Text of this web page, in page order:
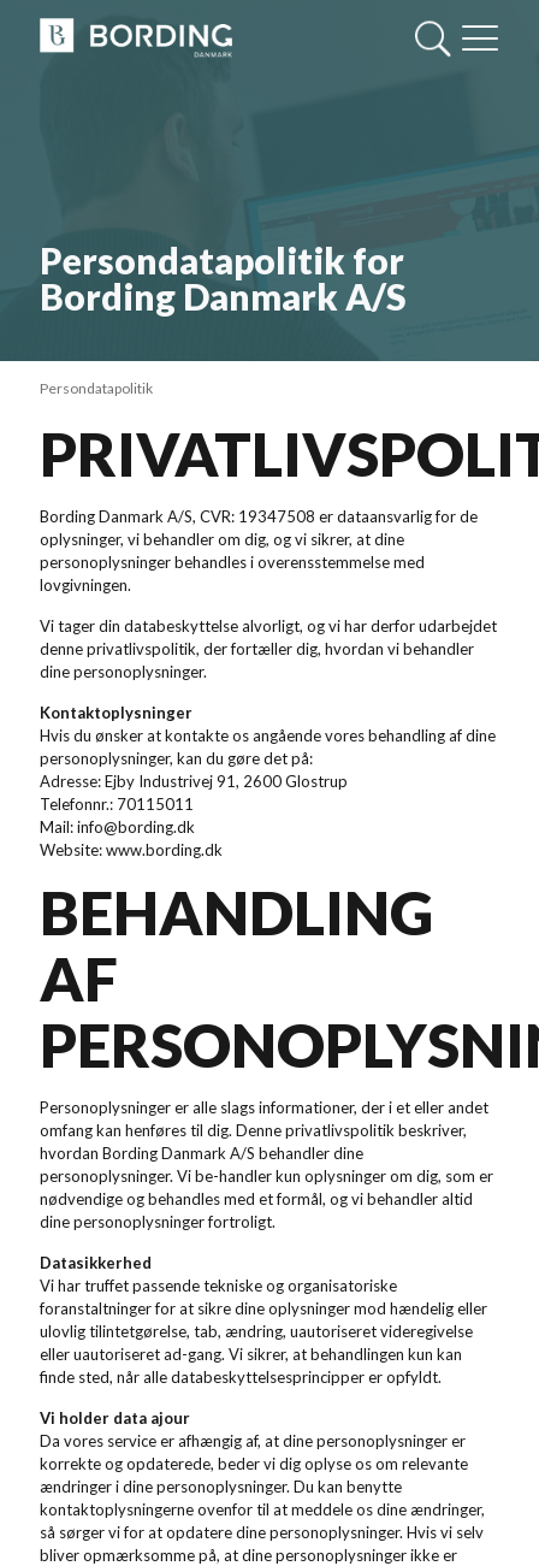
Persondatapolitik for
Bording Danmark A/S
Persondatapolitik
Bording Danmark A/S, CVR: 19347508 er dataansvarlig for de
oplysninger, vi behandler om dig, og vi sikrer, at dine
personoplysninger behandles i overensstemmelse med
lovgivningen.
Vi tager din databeskyttelse alvorligt, og vi har derfor udarbejdet
denne privatlivspolitik, der fortæller dig, hvordan vi behandler
dine personoplysninger.
Kontaktoplysninger
Hvis du ønsker at kontakte os angående vores behandling af dine
personoplysninger, kan du gøre det på:
Adresse: Ejby Industrivej 91, 2600 Glostrup
Telefonnr.: 70115011
Mail: info@bording.dk
Website: www.bording.dk
BEHANDLING
AF
Personoplysninger er alle slags informationer, der i et eller andet
omfang kan henføres til dig. Denne privatlivspolitik beskriver,
hvordan Bording Danmark A/S behandler dine
personoplysninger. Vi be-handler kun oplysninger om dig, som er
nødvendige og behandles med et formål, og vi behandler altid
dine personoplysninger fortroligt.
Datasikkerhed
Vi har truffet passende tekniske og organisatoriske
foranstaltninger for at sikre dine oplysninger mod hændelig eller
ulovlig tilintetgørelse, tab, ændring, uautoriseret videregivelse
eller uautoriseret ad-gang. Vi sikrer, at behandlingen kun kan
finde sted, når alle databeskyttelsesprincipper er opfyldt.
Vi holder data ajour
Da vores service er afhængig af, at dine personoplysninger er
korrekte og opdaterede, beder vi dig oplyse os om relevante
ændringer i dine personoplysninger. Du kan benytte
kontaktoplysningerne ovenfor til at meddele os dine ændringer,
så sørger vi for at opdatere dine personoplysninger. Hvis vi selv
bliver opmærksomme på, at dine personoplysninger ikke er